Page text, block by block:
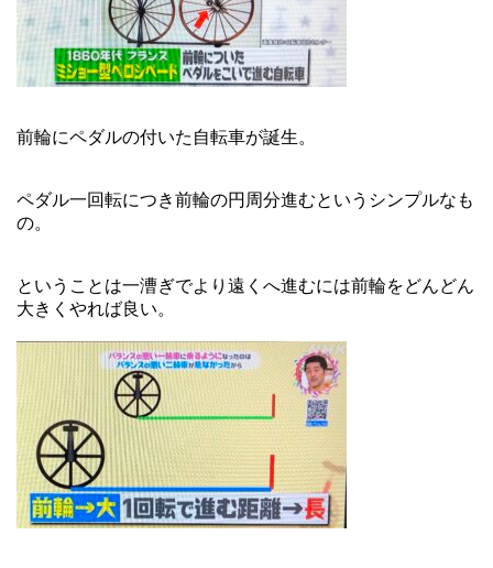
前輪にペダルの付いた自転車が誕生。
ペダル一回転につき前輪の円周分進むというシンプルなも
の。
ということは一漕ぎでより遠くへ進むには前輪をどんどん
大きくやれば良い。